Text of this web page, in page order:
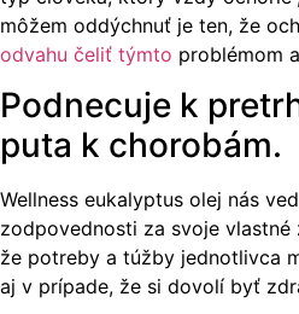
môžem oddýchnuť je ten, že
odvahu čeliť týmto problémom
Podnecuje k
puta k chorobám.
Wellness eukalyptus olej nás
zodpovednosti za svoje vlastné
že potreby a túžby jednotlivca
aj v prípade, že si dovolí byť